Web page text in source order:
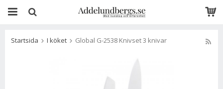
Startsida I köket Global G-2538 Knivset 3 knivar